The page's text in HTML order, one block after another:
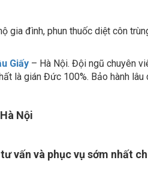
gia đình, phun thuốc diệt côn
Giấy – Hà Nội. Đội ngũ chuyên
là gián Đức 100%. Bảo hành lâu
Nội
vấn và phục vụ sớm nhất